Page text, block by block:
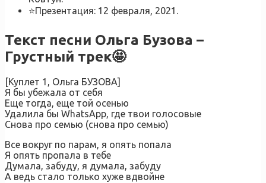
⭐Презентация: 12 февраля, 2021.
Текст песни Ольга Бузова –
Грустный трек🤩
[Куплет 1, Ольга БУЗОВА]
Я бы убежала от себя
Еще тогда, еще той осенью
Удалила бы WhatsApp, где твои голосовые
Снова про семью (снова про семью)
Все вокруг по парам, я опять попала
Я опять пропала в тебе
Думала, забуду, я думала, забуду
А ведь стало только хуже вдвойне